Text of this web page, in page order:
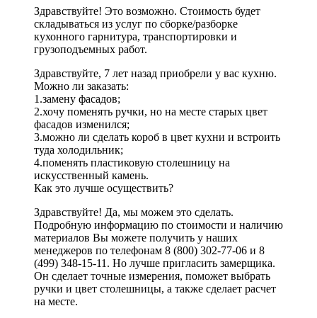
Здравствуйте! Это возможно. Стоимость будет
складываться из услуг по сборке/разборке
кухонного гарнитура, транспортировки и
грузоподъемных работ.
Здравствуйте, 7 лет назад приобрели у вас кухню.
Можно ли заказать:
1.замену фасадов;
2.хочу поменять ручки, но на месте старых цвет
фасадов изменился;
3.можно ли сделать короб в цвет кухни и встроить
туда холодильник;
4.поменять пластиковую столешницу на
искусственный камень.
Как это лучше осуществить?
Здравствуйте! Да, мы можем это сделать.
Подробную информацию по стоимости и наличию
материалов Вы можете получить у наших
менеджеров по телефонам 8 (800) 302-77-06 и 8
(499) 348-15-11. Но лучше пригласить замерщика.
Он сделает точные измерения, поможет выбрать
ручки и цвет столешницы, а также сделает расчет
на месте.